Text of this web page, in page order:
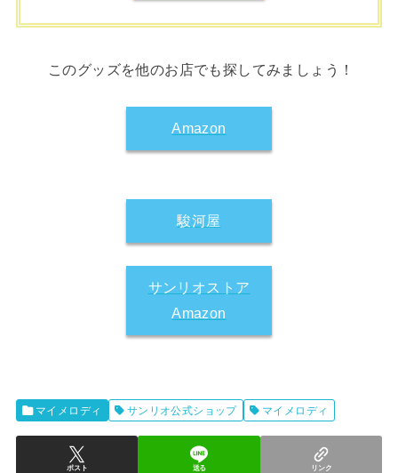
このグッズを他のお店でも探してみましょう！
Amazon
駿河屋
サンリオストア
Amazon
マイメロディ サンリオ公式ショップ マイメロディ
ポスト 送る リンク